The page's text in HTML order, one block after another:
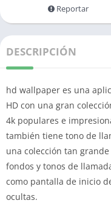
Reportar
DESCRIPCIÓN
hd wallpaper es una
HD con una gran
4k populares e
también tiene tono de
una colección tan
fondos y tonos de
como pantalla de inicio
ocultas.